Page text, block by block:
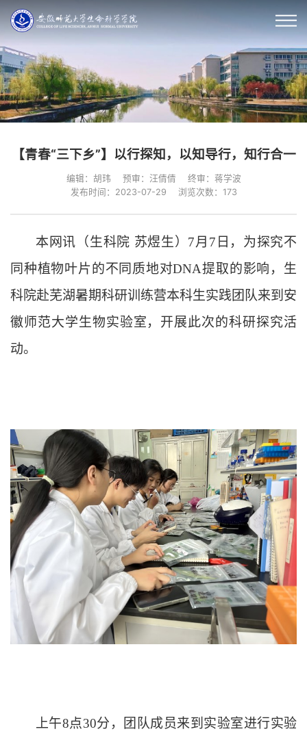
【青春“三下乡”】以行探知，以知导行，知行合一
编辑：胡玮 预审：汪倩倩
终审：蒋学波
发布时间：2023-07-29
浏览次数： 173
本网讯（生科院 苏煜生） 7月7日，为探究不
同种植物叶片的不同质地对DNA提取的影响，生
科院赴芜湖暑期科研训练营本科生实践团队来到安
徽师范大学生物实验室，开展此次的科研探究活
动。
上午8点30分，团队成员来到实验室进行实验